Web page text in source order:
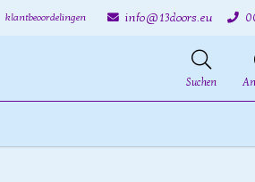
klantbeoordelingen info@13doors.eu
Suchen